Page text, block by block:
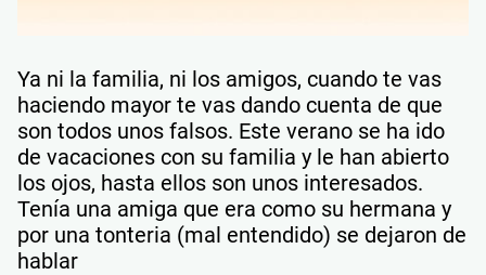
Ya ni la familia, ni los amigos, cuando te vas
haciendo mayor te vas dando cuenta de que
son todos unos falsos. Este verano se ha ido
de vacaciones con su familia y le han abierto
los ojos, hasta ellos son unos interesados.
Tenía una amiga que era como su hermana y
por una tonteria (mal entendido) se dejaron de
hablar